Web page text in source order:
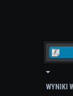
WYNIKI